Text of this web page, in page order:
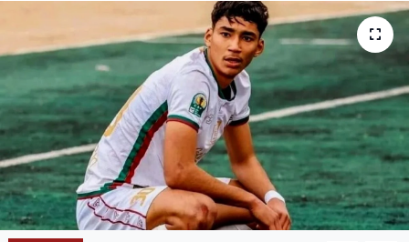
Mektup Galeri
Röportaj
Manşet
Köşe Yazıları
Karikatür Galeri